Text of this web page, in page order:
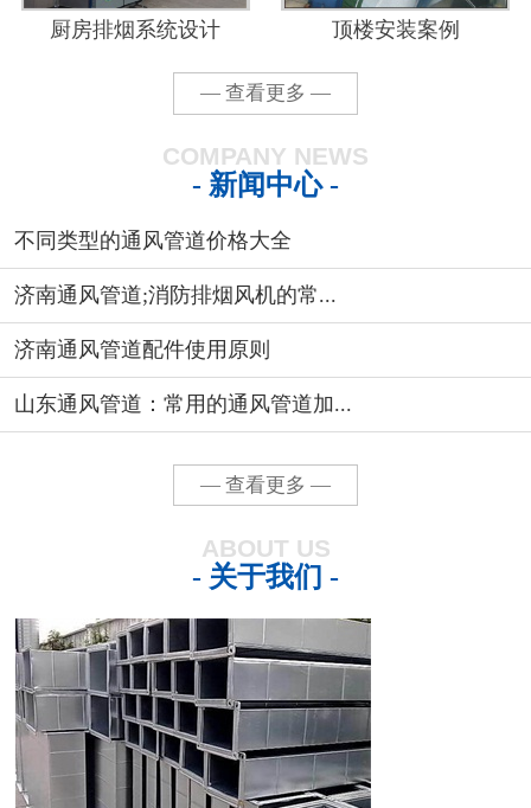
厨房排烟系统设计 顶楼安装案例
— 查看更多 —
COMPANY NEWS
- 新闻中心 -
不同类型的通风管道价格大全
济南通风管道;消防排烟风机的常...
济南通风管道配件使用原则
山东通风管道：常用的通风管道加...
— 查看更多 —
ABOUT US
- 关于我们 -